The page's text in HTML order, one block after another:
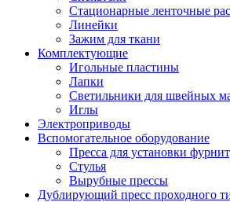
Стационарные ленточные
Линейки
Зажим для ткани
Комплектующие
Игольные пластины
Лапки
Светильники для швейных
Иглы
Электроприводы
Вспомогательное оборудование
Пресса для установки
Стулья
Вырубные прессы
Дублирующий пресс проходного